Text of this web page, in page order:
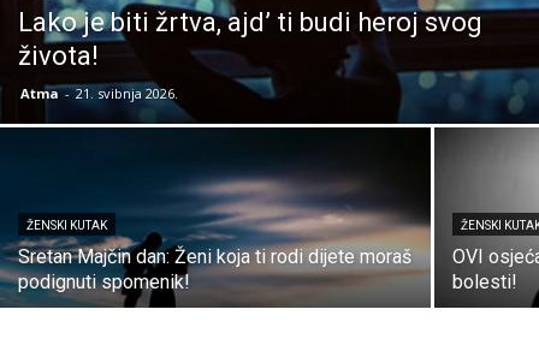
Lako je biti žrtva, ajd’ ti budi heroj svog
života!
Atma - 21. svibnja 2026.
ŽENSKI KUTAK
Sretan Majčin dan: Ženi koja ti rodi dijete moraš
podignuti spomenik!
ŽENSKI
OVI
bolesti!